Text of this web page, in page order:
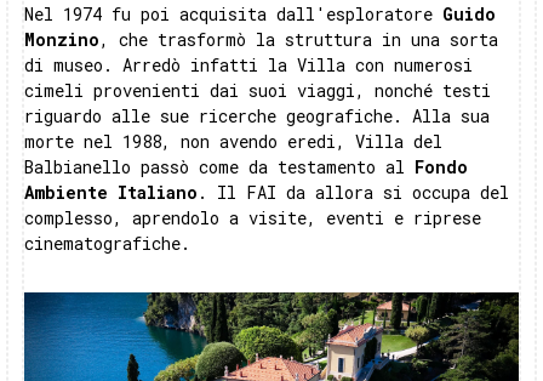
Nel 1974 fu poi acquisita dall'esploratore Guido
Monzino, che trasformò la struttura in una sorta
di museo. Arredò infatti la Villa con numerosi
cimeli provenienti dai suoi viaggi, nonché testi
riguardo alle sue ricerche geografiche. Alla sua
morte nel 1988, non avendo eredi, Villa del
Balbianello passò come da testamento al Fondo
Ambiente Italiano . Il FAI da allora si occupa del
complesso, aprendolo a visite, eventi e riprese
cinematografiche.